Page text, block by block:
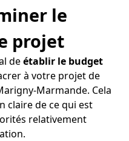
le
projet
deétablir le budget
à votre projet de
Marmande. Cela
claire de ce qui est
relativement